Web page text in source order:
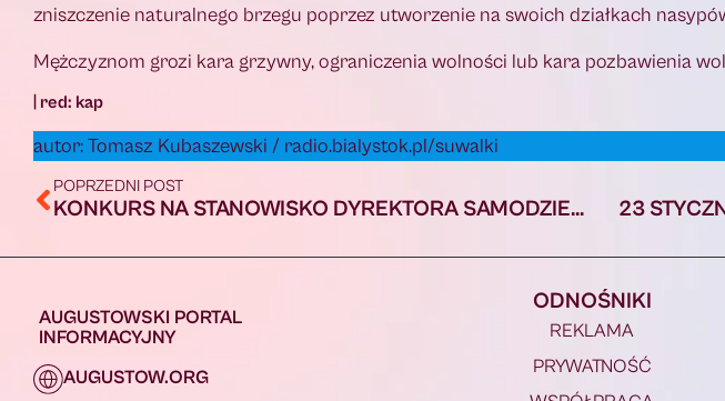
zniszczenie naturalnego brzegu poprzez utworzenie na swoich działkach
Mężczyznom grozi kara grzywny, ograniczenia wolności lub kara pozbawienia
| red: kap
autor: Tomasz Kubaszewski / radio.bialystok.pl/suwalki
POPRZEDNI POST
KONKURS NA STANOWISKO DYREKTORA SAMODZIELNEGO PUBLICZNEGO ZAKŁADU OPIEKI ZDROWOTNEJ W LIPSKU 23
AUGUSTOWSKI PORTAL
INFORMACYJNY
AUGUSTOW.ORG
ODNOŚNIKI
REKLAMA
PRYWATNOŚĆ